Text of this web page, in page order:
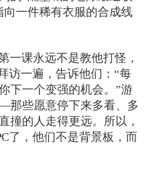
一件稀有衣服的合成线
一课永远不是教他打怪，
访一遍，告诉他们：“每
下一个变强的机会。”游
些愿意停下来多看、多
撞的人走得更远。所以，
了，他们不是背景板，而